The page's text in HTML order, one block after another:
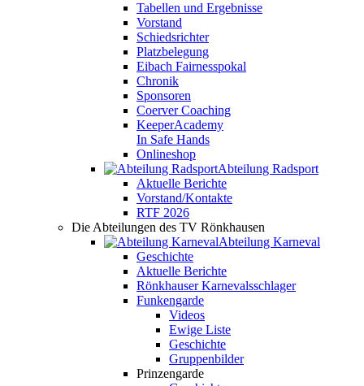
Tabellen und Ergebnisse
Vorstand
Schiedsrichter
Platzbelegung
Eibach Fairnesspokal
Chronik
Sponsoren
Coerver Coaching
KeeperAcademy
In Safe Hands
Onlineshop
Abteilung Radsport
Aktuelle Berichte
Vorstand/Kontakte
RTF 2026
Die Abteilungen des TV Rönkhausen
Abteilung Karneval
Geschichte
Aktuelle Berichte
Rönkhauser Karnevalsschlager
Funkengarde
Videos
Ewige Liste
Geschichte
Gruppenbilder
Prinzengarde